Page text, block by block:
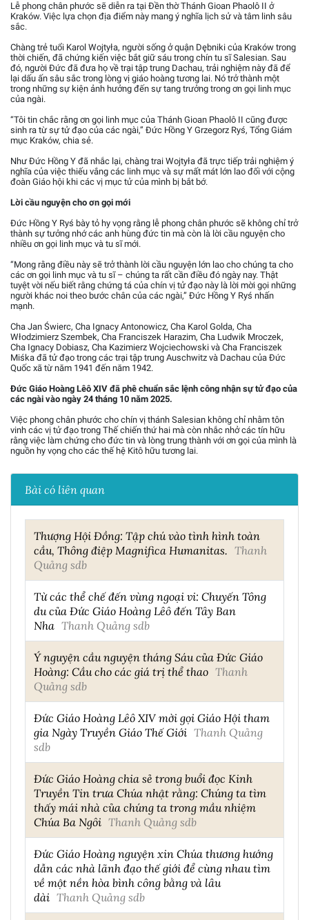
Lễ phong chân phước sẽ diễn ra tại Đền thờ Thánh Gioan Phaolô II ở
Kraków. Việc lựa chọn địa điểm này mang ý nghĩa lịch sử và tâm linh sâu
sắc.
Chàng trẻ tuổi Karol Wojtyła, người sống ở quận Dębniki của Kraków trong
thời chiến, đã chứng kiến việc bắt giữ sáu trong chín tu sĩ Salesian. Sau
đó, người Đức đã đưa họ về trại tập trung Dachau, trải nghiệm này đã để
lại dấu ấn sâu sắc trong lòng vị giáo hoàng tương lai. Nó trở thành một
trong những sự kiện ảnh hưởng đến sự tang trưởng trong ơn gọi linh mục
của ngài.
“Tôi tin chắc rằng ơn gọi linh mục của Thánh Gioan Phaolô II cũng được
sinh ra từ sự tử đạo của các ngài,” Đức Hồng Y Grzegorz Ryś, Tổng Giám
mục Kraków, chia sẻ.
Như Đức Hồng Y đã nhắc lại, chàng trai Wojtyła đã trực tiếp trải nghiệm ý
nghĩa của việc thiếu vắng các linh mục và sự mất mát lớn lao đối với cộng
đoàn Giáo hội khi các vị mục tử của mình bị bắt bớ.
Lời cầu nguyện cho ơn gọi mới
Đức Hồng Y Ryś bày tỏ hy vọng rằng lễ phong chân phước sẽ không chỉ trở
thành sự tưởng nhớ các anh hùng đức tin mà còn là lời cầu nguyện cho
nhiều ơn gọi linh mục và tu sĩ mới.
“Mong rằng điều này sẽ trở thành lời cầu nguyện lớn lao cho chúng ta cho
các ơn gọi linh mục và tu sĩ – chúng ta rất cần điều đó ngày nay. Thật
tuyệt vời nếu biết rằng chứng tá của chín vị tử đạo này là lời mời gọi những
người khác noi theo bước chân của các ngài,” Đức Hồng Y Ryś nhấn
mạnh.
Cha Jan Świerc, Cha Ignacy Antonowicz, Cha Karol Golda, Cha
Włodzimierz Szembek, Cha Franciszek Harazim, Cha Ludwik Mroczek,
Cha Ignacy Dobiasz, Cha Kazimierz Wojciechowski và Cha Franciszek
Miśka đã tử đạo trong các trại tập trung Auschwitz và Dachau của Đức
Quốc xã từ năm 1941 đến năm 1942.
Đức Giáo Hoàng Lêô XIV đã phê chuẩn sắc lệnh công nhận sự tử đạo của
các ngài vào ngày 24 tháng 10 năm 2025.
Việc phong chân phước cho chín vị thánh Salesian không chỉ nhằm tôn
vinh các vị tử đạo trong Thế chiến thứ hai mà còn nhắc nhở các tín hữu
rằng việc làm chứng cho đức tin và lòng trung thành với ơn gọi của mình là
nguồn hy vọng cho các thế hệ Kitô hữu tương lai.
Bài có liên quan
Thượng Hội Đồng: Tập chú vào tình hình toàn
cầu, Thông điệp Magnifica Humanitas. Thanh
Quảng sdb
Từ các thể chế đến vùng ngoại vi: Chuyến Tông
du của Đức Giáo Hoàng Lêô đến Tây Ban
Nha Thanh Quảng sdb
Ý nguyện cầu nguyện tháng Sáu của Đức Giáo
Hoàng: Cầu cho các giá trị thể thao Thanh
Quảng sdb
Đức Giáo Hoàng Lêô XIV mời gọi Giáo Hội tham
gia Ngày Truyền Giáo Thế Giới Thanh Quảng
sdb
Đức Giáo Hoàng chia sẻ trong buổi đọc Kinh
Truyền Tin trưa Chúa nhật rằng: Chúng ta tìm
thấy mái nhà của chúng ta trong mầu nhiệm
Chúa Ba Ngôi Thanh Quảng sdb
Đức Giáo Hoàng nguyện xin Chúa thương hướng
dẫn các nhà lãnh đạo thế giới để cùng nhau tìm
về một nền hòa bình công bằng và lâu
dài Thanh Quảng sdb